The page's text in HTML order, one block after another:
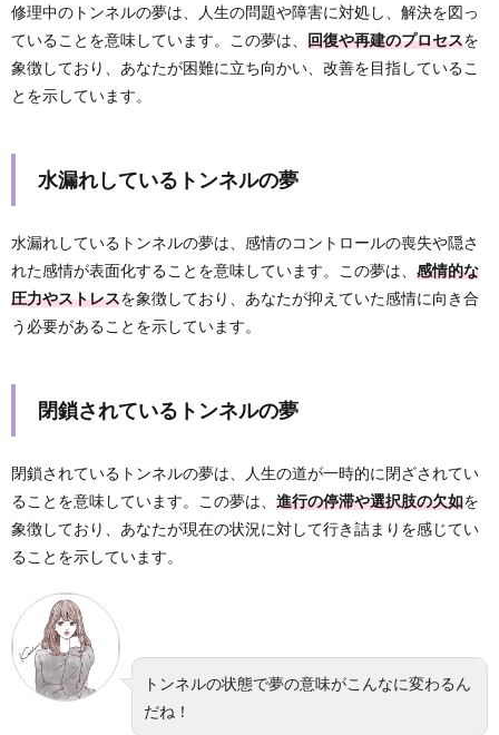
修理中のトンネルの夢は、人生の問題や障害に対処し、解決を図っ
ていることを意味しています。この夢は、 回復や再建のプロセスを
象徴しており、あなたが困難に立ち向かい、改善を目指しているこ
とを示しています。
水漏れしているトンネルの夢
水漏れしているトンネルの夢は、感情のコントロールの喪失や隠さ
れた感情が表面化することを意味しています。この夢は、 感情的な
圧力やストレスを象徴しており、あなたが抑えていた感情に向き合
う必要があることを示しています。
閉鎖されているトンネルの夢
閉鎖されているトンネルの夢は、人生の道が一時的に閉ざされてい
ることを意味しています。この夢は、 進行の停滞や選択肢の欠如を
象徴しており、あなたが現在の状況に対して行き詰まりを感じてい
ることを示しています。
トンネルの状態で夢の意味がこんなに変わるん
だね！